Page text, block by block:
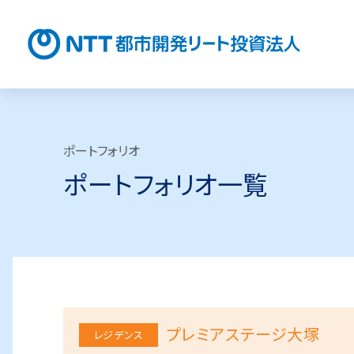
ポートフォリオ
ポートフォリオ一覧
レジデンス プレミアステージ大塚